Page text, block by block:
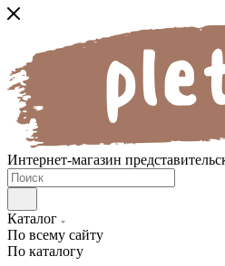
Интернет-магазин
Каталог
По всему сайту
По каталогу